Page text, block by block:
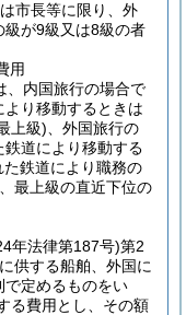
市長等に限り、外
級が9級又は8級の者
用
、内国旅行の場合で
り移動するときは
上級) 、外国旅行の
道により移動する
鉄道により職務の
最上級の直近下位の
年法律第187号)第2
供する船舶、外国に
で定めるものをい
る費用とし、その額